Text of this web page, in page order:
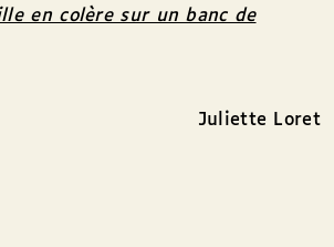
en colère sur un banc de
Juliette Loret